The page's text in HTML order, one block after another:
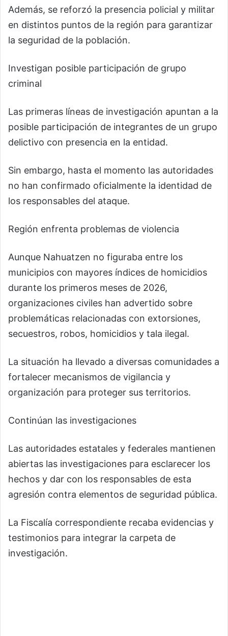
Además, se reforzó la presencia policial y militar
en distintos puntos de la región para garantizar
la seguridad de la población.
Investigan posible participación de grupo
criminal
Las primeras líneas de investigación apuntan a la
posible participación de integrantes de un grupo
delictivo con presencia en la entidad.
Sin embargo, hasta el momento las autoridades
no han confirmado oficialmente la identidad de
los responsables del ataque.
Región enfrenta problemas de violencia
Aunque Nahuatzen no figuraba entre los
municipios con mayores índices de homicidios
durante los primeros meses de 2026,
organizaciones civiles han advertido sobre
problemáticas relacionadas con extorsiones,
secuestros, robos, homicidios y tala ilegal.
La situación ha llevado a diversas comunidades a
fortalecer mecanismos de vigilancia y
organización para proteger sus territorios.
Continúan las investigaciones
Las autoridades estatales y federales mantienen
abiertas las investigaciones para esclarecer los
hechos y dar con los responsables de esta
agresión contra elementos de seguridad pública.
La Fiscalía correspondiente recaba evidencias y
testimonios para integrar la carpeta de
investigación.